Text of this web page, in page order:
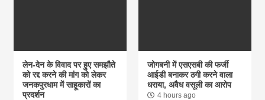
लेन-देन के विवाद पर हुए समझौते
को रद्द करने की मांग को लेकर
जनकपुरधाम में साहूकारों का
प्रदर्शन
जोगबनी में एसएसबी की फर्जी
आईडी बनाकर ठगी करने वाला
धराया, अवैध वसूली का आरोप
4 hours ago